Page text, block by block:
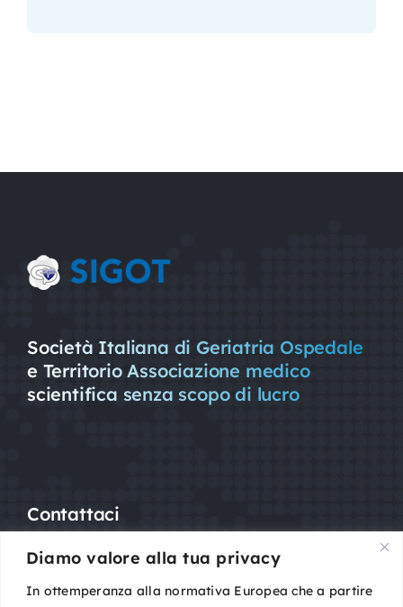
Diamo valore alla tua privacy
In ottemperanza alla normativa Europea che a partire
Società Italiana di Geriatria Ospedale
e Territorio Associazione medico
scientifica senza scopo di lucro
Contattaci
Mail:segreteria@sigot.org
PEC:sigot@pec.it